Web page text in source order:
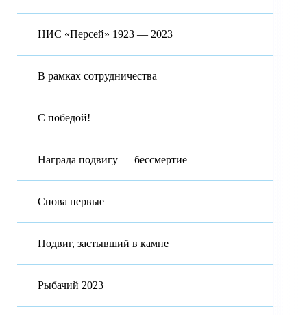
НИС «Персей» 1923 — 2023
В рамках сотрудничества
С победой!
Награда подвигу — бессмертие
Снова первые
Подвиг, застывший в камне
Рыбачий 2023